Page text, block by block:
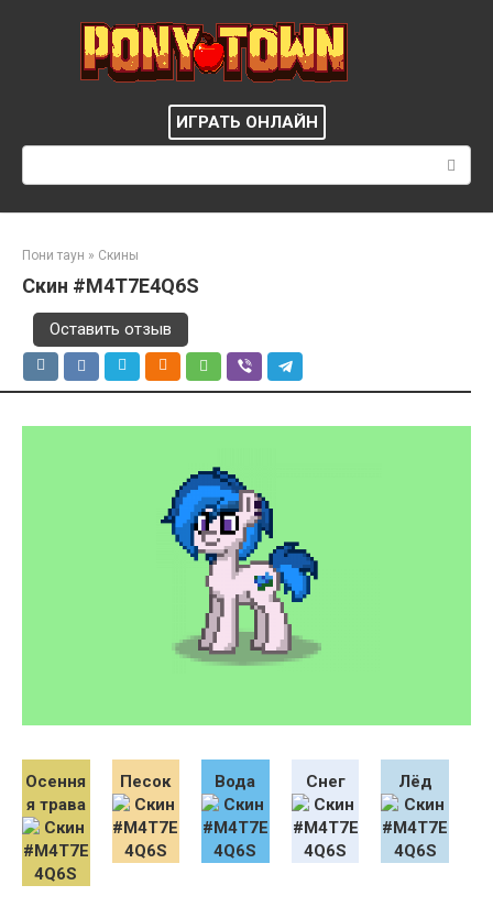
ИГРАТЬ ОНЛАЙН
Пони таун » Скины
Скин #M4T7E4Q6S
Оставить отзыв
Осення
я трава
Песок Вода Снег Лёд